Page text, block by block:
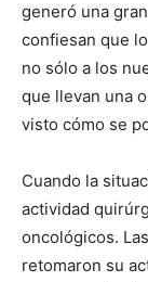
generó una
confiesan que
no sólo a los
que llevan una
visto cómo se
Cuando la
actividad
oncológicos.
retomaron su